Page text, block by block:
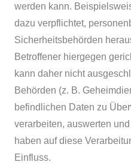
werden kann.
dazu verpflichtet,
Sicherheitsbehörden
Betroffener hiergegen
kann daher nicht
Behörden (z. B.
befindlichen Daten zu
verarbeiten, auswerten
haben auf diese
Einfluss.